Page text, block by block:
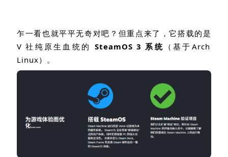
乍一看也就平平无奇对吧？但重点来了，它搭载的是
V社纯原生血统的 SteamOS 3系统 （基于 Arch
Linux）。